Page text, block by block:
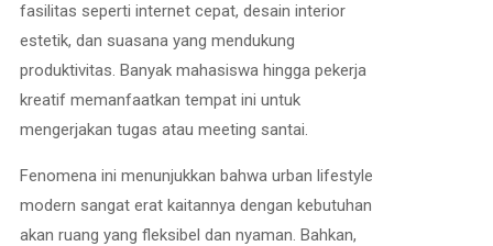
fasilitas seperti internet cepat, desain interior
estetik, dan suasana yang mendukung
produktivitas. Banyak mahasiswa hingga pekerja
kreatif memanfaatkan tempat ini untuk
mengerjakan tugas atau meeting santai.
Fenomena ini menunjukkan bahwa urban lifestyle
modern sangat erat kaitannya dengan kebutuhan
akan ruang yang fleksibel dan nyaman. Bahkan,